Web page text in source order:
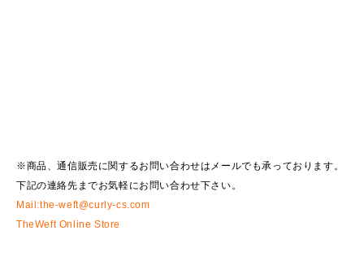
※商品、通信販売に関するお問い合わせはメールでも承っております。
下記の連絡先までお気軽にお問い合わせ下さい。
Mail:the-weft@curly-cs.com
TheWeft Online Store